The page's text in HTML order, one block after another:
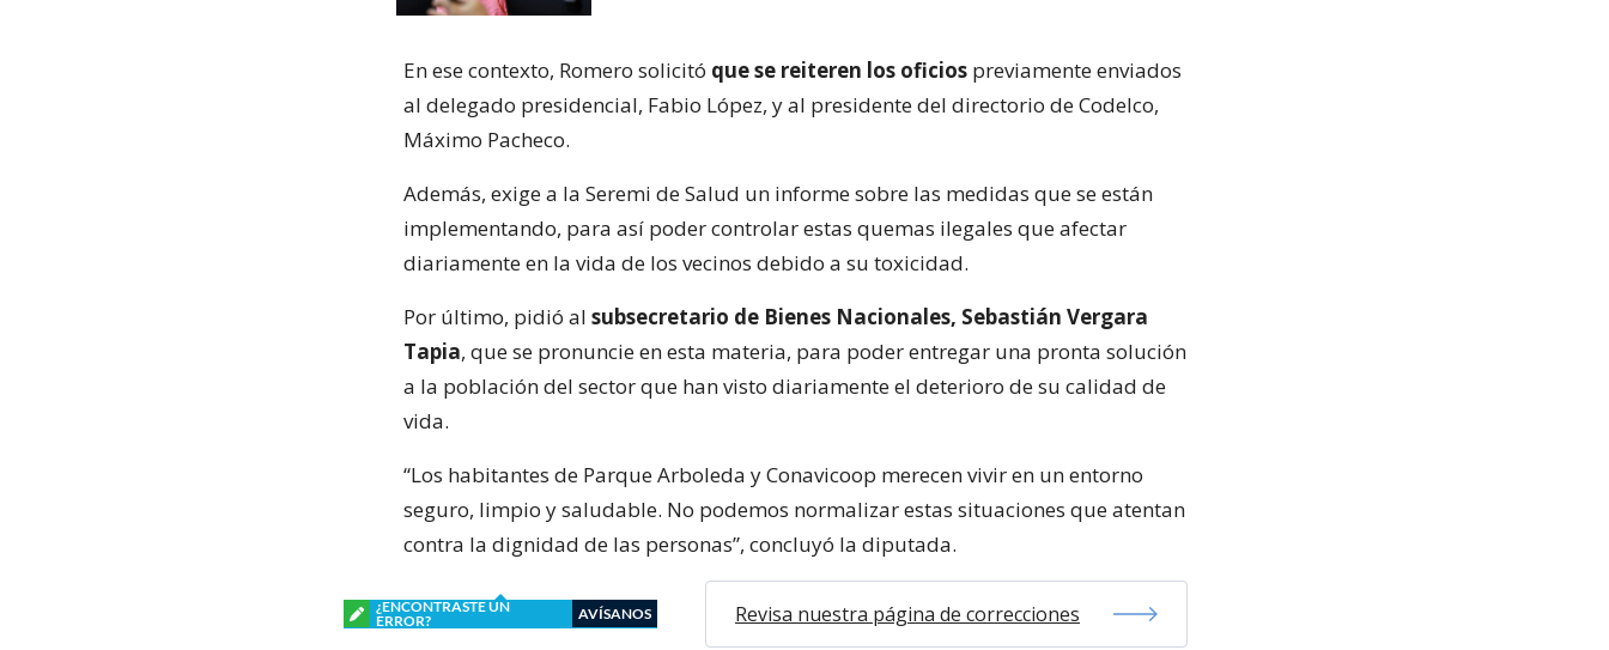
En ese contexto, Romero solicitó que se reiteren los oficios previamente enviados
al delegado presidencial, Fabio López, y al presidente del directorio de Codelco,
Máximo Pacheco.
Además, exige a la Seremi de Salud un informe sobre las medidas que se están
implementando, para así poder controlar estas quemas ilegales que afectar
diariamente en la vida de los vecinos debido a su toxicidad.
Por último, pidió al subsecretario de Bienes Nacionales, Sebastián Vergara
Tapia, que se pronuncie en esta materia, para poder entregar una pronta solución
a la población del sector que han visto diariamente el deterioro de su calidad de
vida.
“Los habitantes de Parque Arboleda y Conavicoop merecen vivir en un entorno
seguro, limpio y saludable. No podemos normalizar estas situaciones que atentan
contra la dignidad de las personas”, concluyó la diputada.
¿ENCONTRASTE UN
ERROR?
AVÍSANOS Revisa nuestra página de correcciones